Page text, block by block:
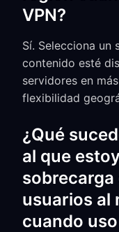
VPN?
Sí. Selecciona un
contenido esté
servidores en
flexibilidad
¿Qué
al que
usuarios al
cuando